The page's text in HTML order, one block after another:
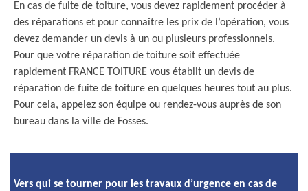
En cas de fuite de toiture, vous devez rapidement procéder à
des réparations et pour connaître les prix de l’opération, vous
devez demander un devis à un ou plusieurs professionnels.
Pour que votre réparation de toiture soit effectuée
rapidement FRANCE TOITURE vous établit un devis de
réparation de fuite de toiture en quelques heures tout au plus.
Pour cela, appelez son équipe ou rendez-vous auprès de son
bureau dans la ville de Fosses.
Vers qui se tourner pour les travaux d’urgence en cas de